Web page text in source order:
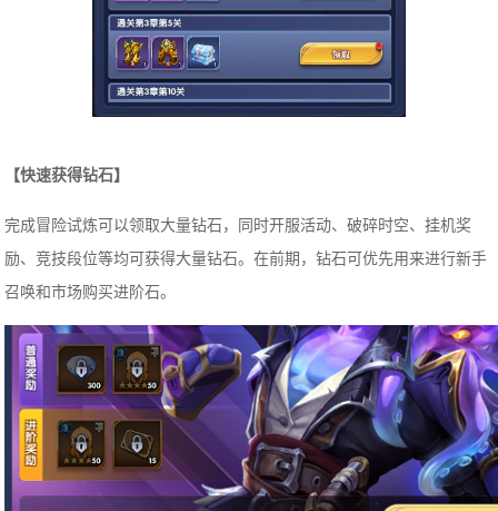
【快速获得钻石】
完成冒险试炼可以领取大量钻石，同时开服活动、破碎时空、挂机奖
励、竞技段位等均可获得大量钻石。在前期，钻石可优先用来进行新手
召唤和市场购买进阶石。